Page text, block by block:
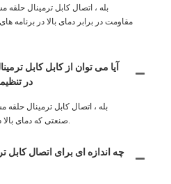
بله ، اتصال کابل ترمینال حلقه
مقاومت در برابر دمای بالا در برنامه
آیا می توان از کابل کابل
در
بله ، اتصال کابل ترمینال حلقه
صنعتی که دمای بالا در آن وجود دارد ایده آل است.
چه اندازه ای برای اتصال کابل